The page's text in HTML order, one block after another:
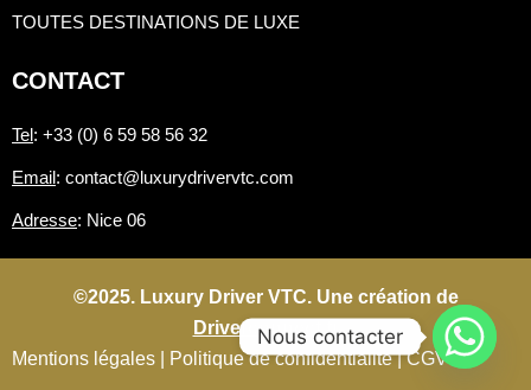
TOUTES DESTINATIONS DE LUXE
CONTACT
Tel : +33 (0) 6 59 58 56 32
Email : contact@luxurydrivervtc.com
Adresse: Nice 06
©2025. Luxury Driver VTC. Une création de
Driverconnect.fr
Mentions légales |
Politique de confidentialité | CGV
Nous contacter